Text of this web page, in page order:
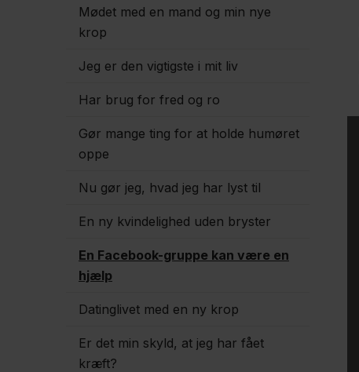
Mødet med en mand og min nye
krop
Jeg er den vigtigste i mit liv
Har brug for fred og ro
Gør mange ting for at holde humøret
oppe
Nu gør jeg, hvad jeg har lyst til
En ny kvindelighed uden bryster
En Facebook-gruppe kan være en
hjælp
Datinglivet med en ny krop
Er det min skyld, at jeg har fået
kræft?